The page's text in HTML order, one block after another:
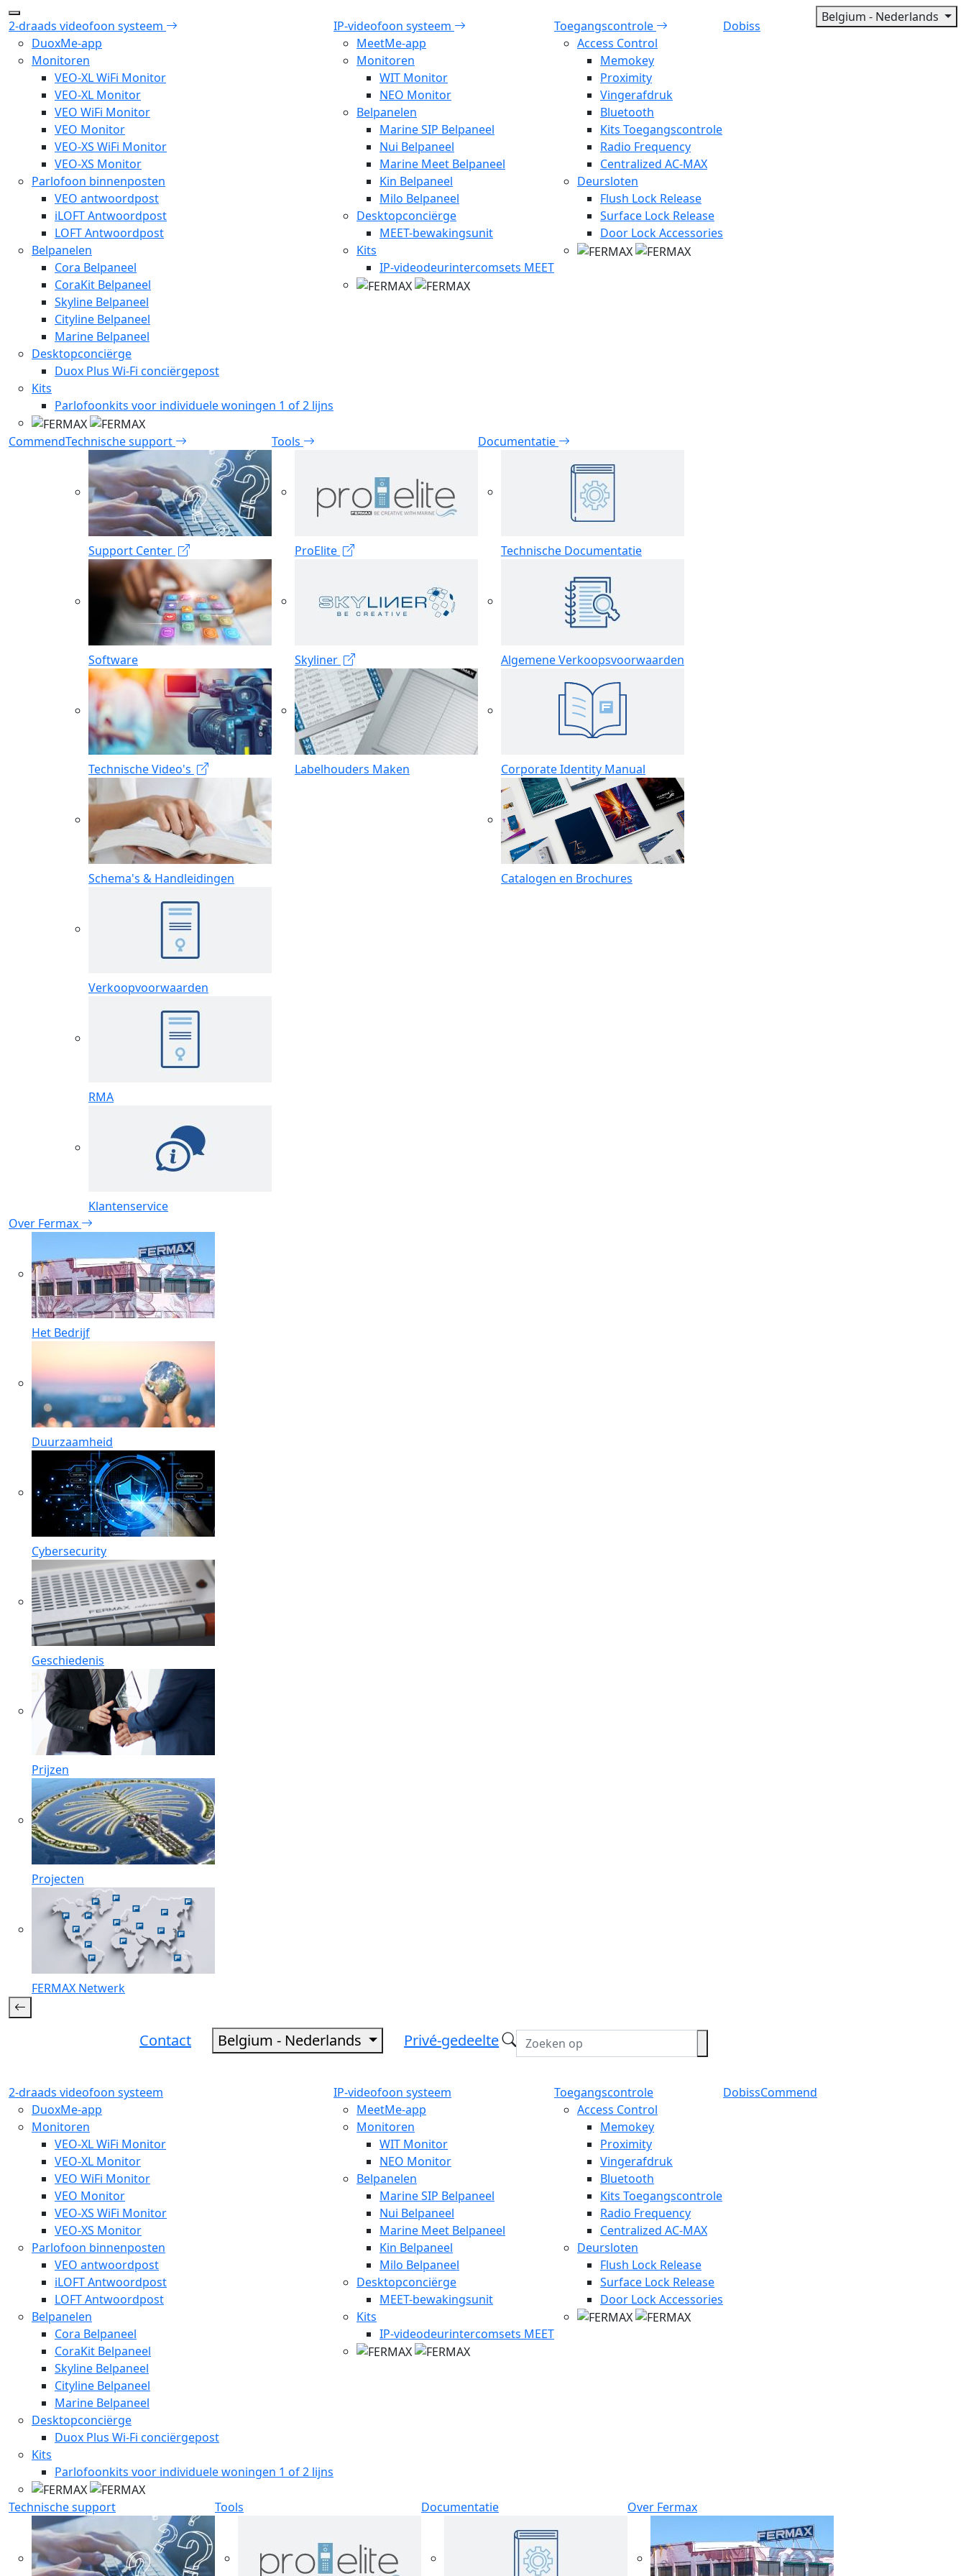
Belgium - Nederlands
2-draads videofoon systeem
DuoxMe-app
Monitoren
VEO-XL WiFi Monitor
VEO-XL Monitor
VEO WiFi Monitor
VEO Monitor
VEO-XS WiFi Monitor
VEO-XS Monitor
Parlofoon binnenposten
VEO antwoordpost
iLOFT Antwoordpost
LOFT Antwoordpost
Belpanelen
Cora Belpaneel
CoraKit Belpaneel
Skyline Belpaneel
Cityline Belpaneel
Marine Belpaneel
Desktopconciërge
Duox Plus Wi-Fi conciërgepost
Kits
Parlofoonkits voor individuele woningen 1 of 2 lijns
IP-videofoon systeem
MeetMe-app
Monitoren
WIT Monitor
NEO Monitor
Belpanelen
Marine SIP Belpaneel
Nui Belpaneel
Marine Meet Belpaneel
Kin Belpaneel
Milo Belpaneel
Desktopconciërge
MEET-bewakingsunit
Kits
IP-videodeurintercomsets MEET
Toegangscontrole
Access Control
Memokey
Proximity
Vingerafdruk
Bluetooth
Kits Toegangscontrole
Radio Frequency
Centralized AC-MAX
Deursloten
Flush Lock Release
Surface Lock Release
Door Lock Accessories
Dobiss
CommendTechnische support
Support Center
Software
Technische Video's
Schema's & Handleidingen
Verkoopvoorwaarden
RMA
Klantenservice
Tools
ProElite
Skyliner
Labelhouders Maken
Documentatie
Technische Documentatie
Algemene Verkoopsvoorwaarden
Corporate Identity Manual
Catalogen en Brochures
Over Fermax
Het Bedrijf
Duurzaamheid
Cybersecurity
Geschiedenis
Prijzen
Projecten
FERMAX Netwerk
Contact Belgium - Nederlands Privé-gedeelte
2-draads videofoon systeem
DuoxMe-app
Monitoren
VEO-XL WiFi Monitor
VEO-XL Monitor
VEO WiFi Monitor
VEO Monitor
VEO-XS WiFi Monitor
VEO-XS Monitor
Parlofoon binnenposten
VEO antwoordpost
iLOFT Antwoordpost
LOFT Antwoordpost
Belpanelen
Cora Belpaneel
CoraKit Belpaneel
Skyline Belpaneel
Cityline Belpaneel
Marine Belpaneel
Desktopconciërge
Duox Plus Wi-Fi conciërgepost
Kits
Parlofoonkits voor individuele woningen 1 of 2 lijns
IP-videofoon systeem
MeetMe-app
Monitoren
WIT Monitor
NEO Monitor
Belpanelen
Marine SIP Belpaneel
Nui Belpaneel
Marine Meet Belpaneel
Kin Belpaneel
Milo Belpaneel
Desktopconciërge
MEET-bewakingsunit
Kits
IP-videodeurintercomsets MEET
Toegangscontrole
Access Control
Memokey
Proximity
Vingerafdruk
Bluetooth
Kits Toegangscontrole
Radio Frequency
Centralized AC-MAX
Deursloten
Flush Lock Release
Surface Lock Release
Door Lock Accessories
DobissCommend
Technische support Tools Documentatie Over Fermax